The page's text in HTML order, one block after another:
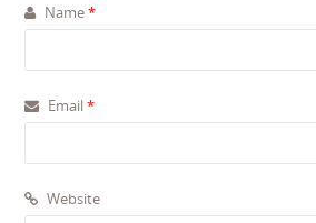
Name*
Email*
Website